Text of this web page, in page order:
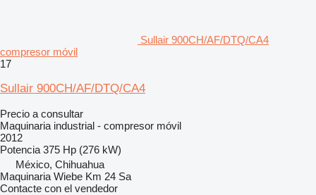
Sullair 900CH/AF/DTQ/CA4
compresor móvil
17
Sullair 900CH/AF/DTQ/CA4
Precio a consultar
Maquinaria industrial - compresor móvil
2012
Potencia 375 Hp (276 kW)
México, Chihuahua
Maquinaria Wiebe Km 24 Sa
Contacte con el vendedor